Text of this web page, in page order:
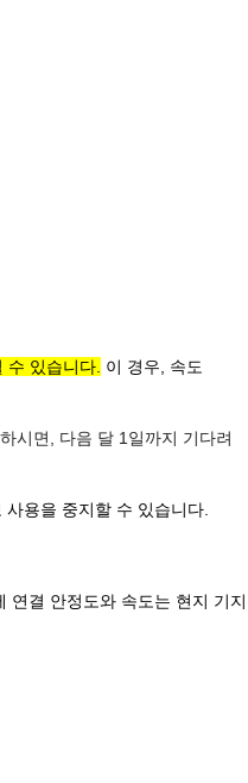
있습니다. 이 경우, 속도
시면, 다음 달 1일까지 기다려
용을 중지할 수 있습니다.
연결 안정도와 속도는 현지 기지